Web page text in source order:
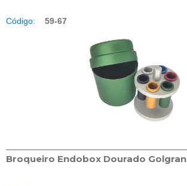
Código: 59-67
Broqueiro Endobox Dourado Golgran